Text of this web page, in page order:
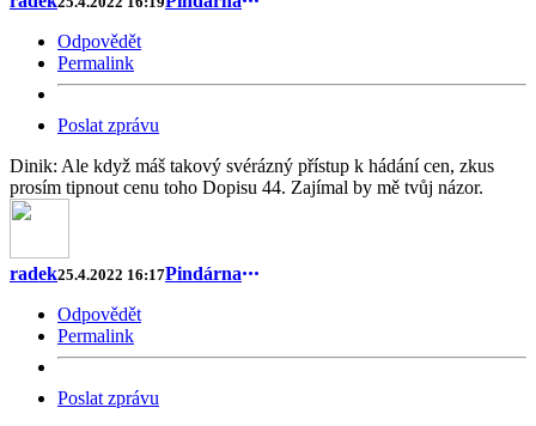
Odpovědět
Permalink
Poslat zprávu
Dinik: Ale když máš takový svérázný přístup k hádání cen, zkus
prosím tipnout cenu toho Dopisu 44. Zajímal by mě tvůj názor.
radek25.4.2022 16:17Pindárna
Odpovědět
Permalink
Poslat zprávu